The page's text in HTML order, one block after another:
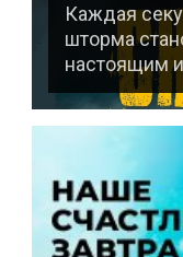
Каждая
шторма
настоящим